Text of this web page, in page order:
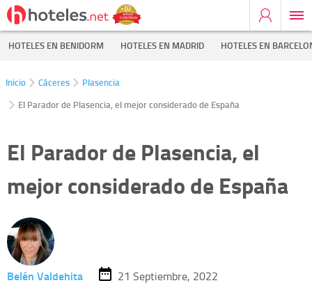
HOTELES EN BENIDORM HOTELES EN MADRID HOTELES EN
Inicio Cáceres
Plasencia
El Parador de Plasencia, el mejor considerado de España
El Parador de Plasencia, el
mejor considerado de España
Belén Valdehita
21 Septiembre, 2022